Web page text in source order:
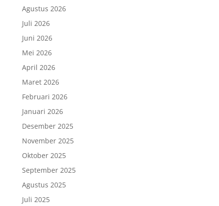
Agustus 2026
Juli 2026
Juni 2026
Mei 2026
April 2026
Maret 2026
Februari 2026
Januari 2026
Desember 2025
November 2025
Oktober 2025
September 2025
Agustus 2025
Juli 2025